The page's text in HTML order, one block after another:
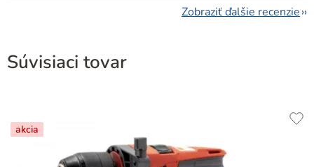
Zobraziť ďalšie recenzie
Súvisiaci tovar
akcia